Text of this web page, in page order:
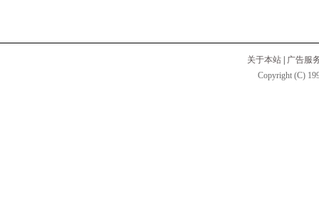
关于本站
广告服
Copyright (C)